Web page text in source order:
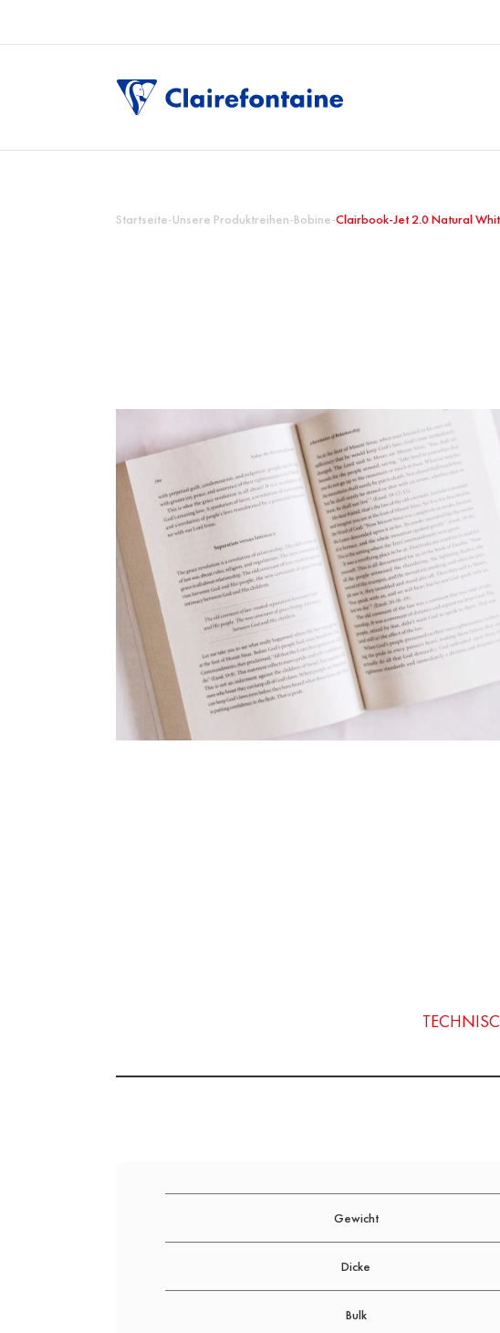
Startseite-Unsere Produktreihen-Bobine-Clairbook-Jet 2.0 Natural
Gewicht
Dicke
Bulk